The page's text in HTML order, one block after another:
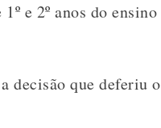
e 2º anos do ensino
decisão que deferiu o